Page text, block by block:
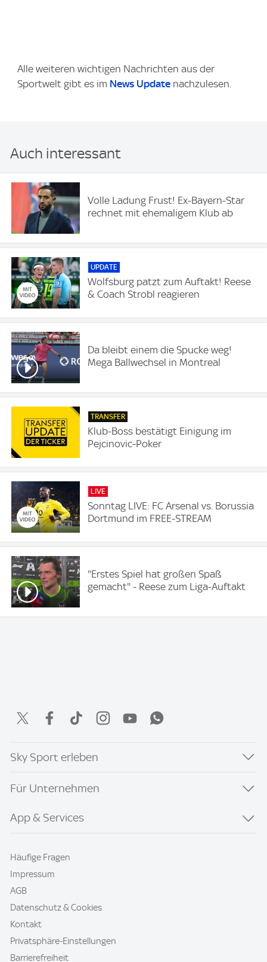
Alle weiteren wichtigen Nachrichten aus der
Sportwelt gibt es im News Update nachzulesen.
Auch interessant
Volle Ladung Frust! Ex-Bayern-Star
rechnet mit ehemaligem Klub ab
UPDATE
Wolfsburg patzt zum Auftakt! Reese
& Coach Strobl reagieren
Da bleibt einem die Spucke weg!
Mega Ballwechsel in Montreal
TRANSFER
Klub-Boss bestätigt Einigung im
Pejcinovic-Poker
LIVE
Sonntag LIVE: FC Arsenal vs. Borussia
Dortmund im FREE-STREAM
''Erstes Spiel hat großen Spaß
gemacht'' - Reese zum Liga-Auftakt
Sky Sport erleben
Für Unternehmen
App & Services
Häufige Fragen
Impressum
AGB
Datenschutz & Cookies
Kontakt
Privatsphäre-Einstellungen
Barrierefreiheit